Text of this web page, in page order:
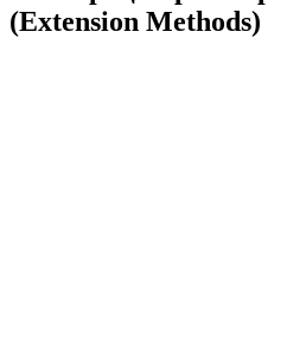
(Extension Methods)